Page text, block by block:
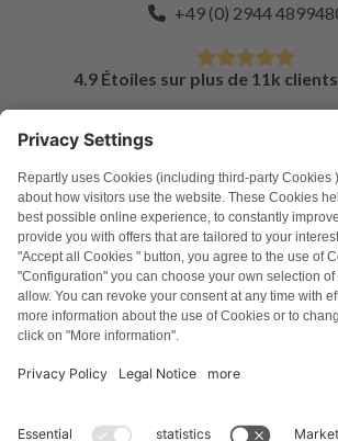
+49 (0) 2944
4.9 Étoiles sur plus de 11k
FAQ
Tous les codes d'erreur
À propos de nous
Presse